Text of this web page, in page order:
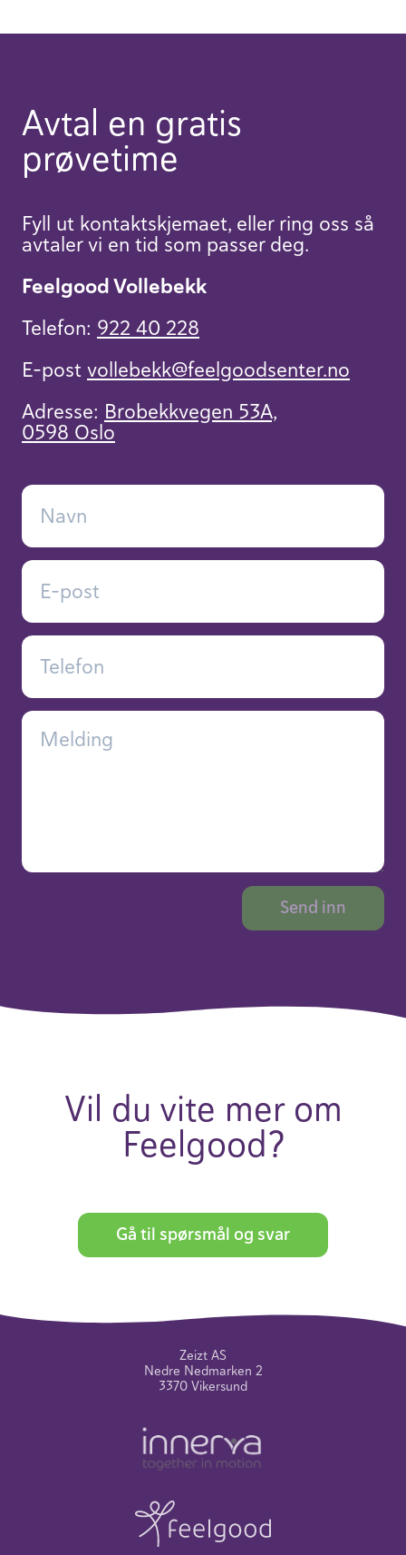
Avtal en gratis
prøvetime
Fyll ut kontaktskjemaet, eller ring oss så
avtaler vi en tid som passer deg.
Feelgood Vollebekk
Telefon: 922 40 228
E-post vollebekk​@feelgoodsenter.no
Adresse: Brobekkvegen 53A,
0598 Oslo
Vil du vite mer om
Feel­good?
Gå til spørsmål og svar
Zeizt AS
Nedre Nedmarken 2
3370 Vikersund